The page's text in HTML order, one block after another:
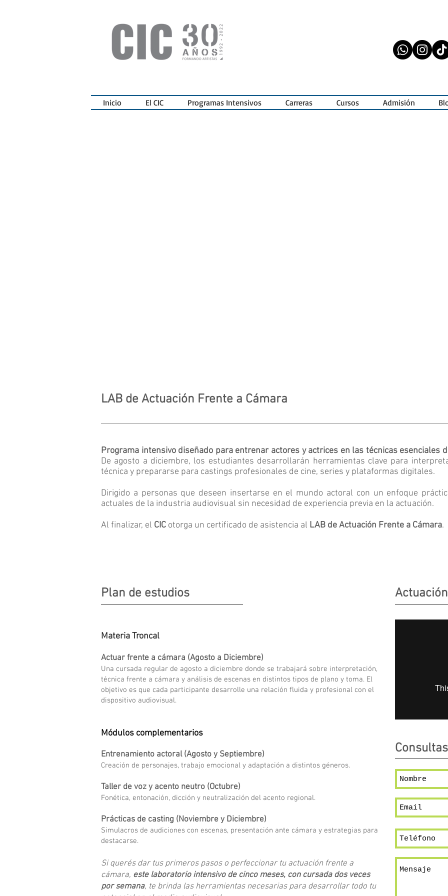
Inicio El CIC Programas Intensivos Carreras Cursos Admisión
LAB de Actuación Frente a Cámara
Programa intensivo diseñado para entrenar actores y actrices en las técnicas esenciales
De agosto a diciembre, los estudiantes desarrollarán herramientas clave para
técnica y prepararse para castings profesionales de cine, series y plataformas digitales.
Dirigido a personas que deseen insertarse en el mundo actoral con un enfoque
actuales de la industria audiovisual sin necesidad de experiencia previa en la actuación.
Al finalizar, el CIC otorga un certificado de asistencia al LAB de Actuación Frente a Cámara.
Plan de estudios
Materia Troncal
Actuar frente a cámara (Agosto a Diciembre)
Una cursada regular de agosto a diciembre donde se trabajará sobre interpretación,
técnica frente a cámara y análisis de escenas en distintos tipos de plano y toma. El
objetivo es que cada participante desarrolle una relación fluida y profesional con el
dispositivo audiovisual.
Módulos complementarios
Entrenamiento actoral (Agosto y Septiembre)
Creación de personajes, trabajo emocional y adaptación a distintos géneros.
Taller de voz y acento neutro (Octubre)
Fonética, entonación, dicción y neutralización del acento regional.
Prácticas de casting (Noviembre y Diciembre)
Simulacros de audiciones con escenas, presentación ante cámara y estrategias para
destacarse.
Si querés dar tus primeros pasos o perfeccionar tu actuación frente a
cámara, este laboratorio intensivo de cinco meses, con cursada dos veces
por semana, te brinda las herramientas necesarias para desarrollar todo tu
Consultas